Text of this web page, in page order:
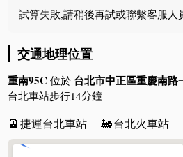
試算失敗,請稍後再試或聯繫客服人
交通地理位置
重南95C 位於 台北市中正區重慶南路
台北車站步行14分鐘
🚈 捷運台北車站 🚂台北火車站